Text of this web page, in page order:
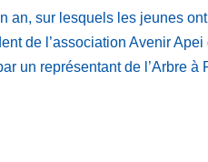
an, sur lesquels les jeunes
de l’association Avenir
un représentant de l’Arbre à